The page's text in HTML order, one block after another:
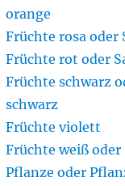
orange
Früchte rosa oder
Früchte rot oder
Früchte schwarz
schwarz
Früchte violett
Früchte weiß oder
Pflanze oder